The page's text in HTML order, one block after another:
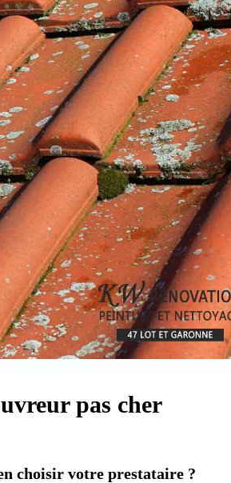
pas cher
choisir votre prestataire ?